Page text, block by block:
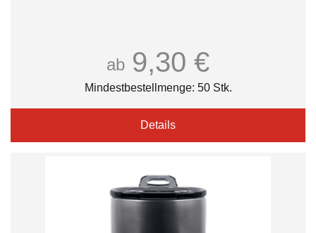
ab 9,30 €
Mindestbestellmenge: 50 Stk.
Details